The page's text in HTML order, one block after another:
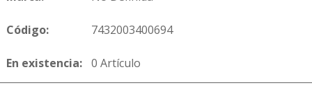
Código: 7432003400694
En existencia: 0 Artículo